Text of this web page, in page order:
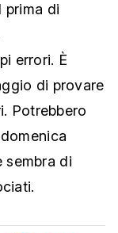
prima di
errori. È
di provare
Potrebbero
sembra di